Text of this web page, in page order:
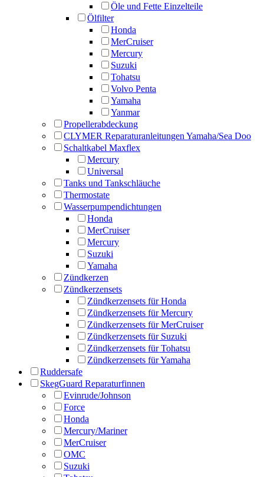
Öle und Fette Einzelteile
Ölfilter
Honda
MerCruiser
Mercury
Suzuki
Tohatsu
Volvo Penta
Yamaha
Yanmar
Propellerabdeckung
CLYMER Reparaturanleitungen Yamaha/Sea Doo
Schaltkabel Maxflex
Mercury
Universal
Tanks und Tankschläuche
Thermostate
Wasserpumpendichtungen
Honda
MerCruiser
Mercury
Suzuki
Yamaha
Zündkerzen
Zündkerzensets
Zündkerzensets für Honda
Zündkerzensets für Mercury
Zündkerzensets für MerCruiser
Zündkerzensets für Suzuki
Zündkerzensets für Tohatsu
Zündkerzensets für Yamaha
Ruddersafe
SkegGuard Reparaturfinnen
Evinrude/Johnson
Force
Honda
Mercury/Mariner
MerCruiser
OMC
Suzuki